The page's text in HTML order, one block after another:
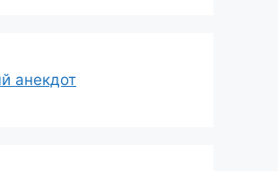
анекдот